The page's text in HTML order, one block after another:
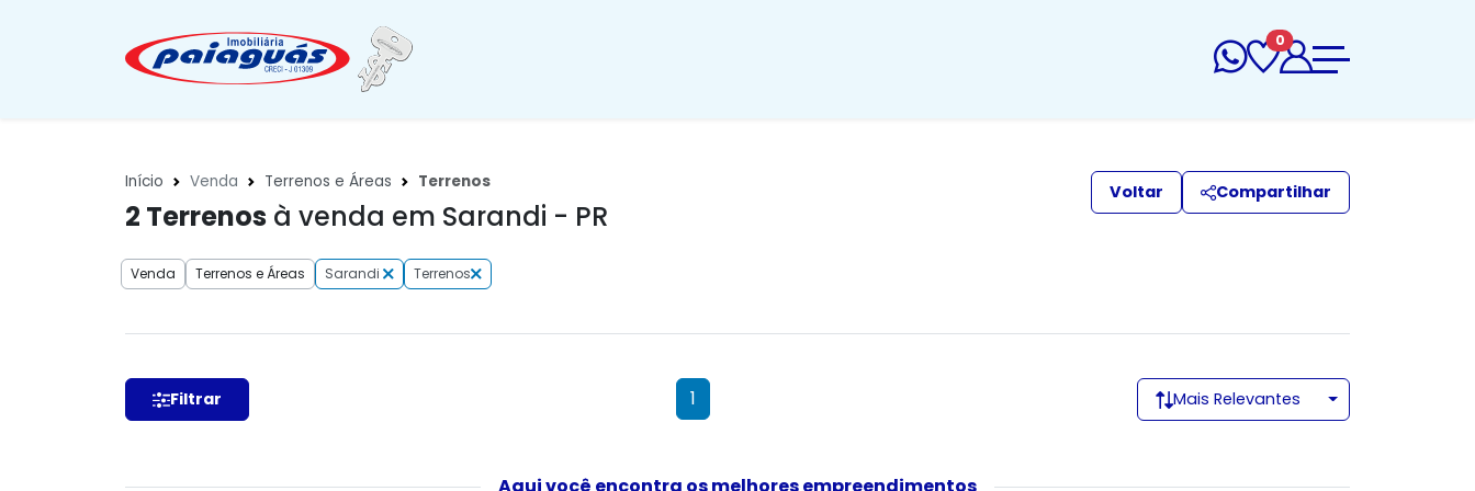
0
Início Venda Terrenos e Áreas Terrenos
2 Terrenos à venda em Sarandi - PR
Voltar Compartilhar
Venda Terrenos e Áreas Sarandi Terrenos
Filtrar 1 Mais Relevantes